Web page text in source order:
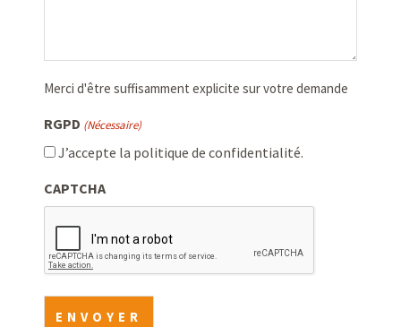
Merci d'être suffisamment explicite sur votre demande
RGPD (Nécessaire)
J’accepte la politique de confidentialité.
CAPTCHA